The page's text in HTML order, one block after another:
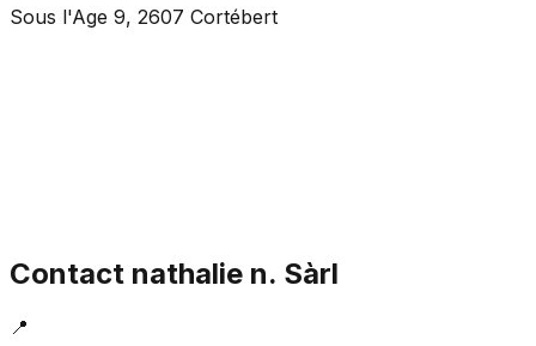
Sous l'Age 9, 2607 Cortébert
Contact nathalie n. Sàrl
📍